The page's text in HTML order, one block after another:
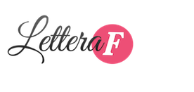
contenuto